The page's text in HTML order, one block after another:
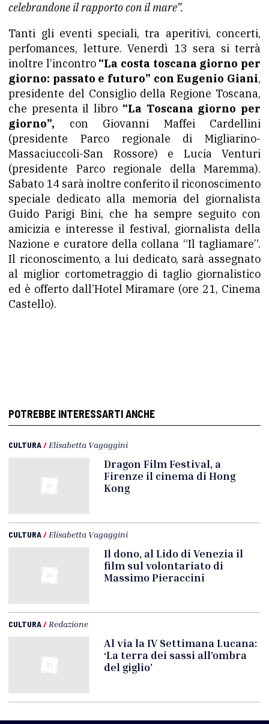
celebrandone il rapporto con il mare”.
Tanti gli eventi speciali, tra aperitivi, concerti,
perfomances, letture. Venerdì 13 sera si terrà
inoltre l’incontro “La costa toscana giorno per
giorno: passato e futuro” con Eugenio Giani,
presidente del Consiglio della Regione Toscana,
che presenta il libro “La Toscana giorno per
giorno”, con Giovanni Maffei Cardellini
(presidente Parco regionale di Migliarino-
Massaciuccoli-San Rossore) e Lucia Venturi
(presidente Parco regionale della Maremma).
Sabato 14 sarà inoltre conferito il riconoscimento
speciale dedicato alla memoria del giornalista
Guido Parigi Bini, che ha sempre seguito con
amicizia e interesse il festival, giornalista della
Nazione e curatore della collana “Il tagliamare”.
Il riconoscimento, a lui dedicato, sarà assegnato
al miglior cortometraggio di taglio giornalistico
ed è offerto dall’Hotel Miramare (ore 21, Cinema
Castello).
POTREBBE INTERESSARTI ANCHE
CULTURA/ Elisabetta Vagaggini
Dragon Film Festival, a
Firenze il cinema di Hong
Kong
CULTURA/ Elisabetta Vagaggini
Il dono, al Lido di Venezia il
film sul volontariato di
Massimo Pieraccini
CULTURA/ Redazione
Al via la IV Settimana Lucana:
‘La terra dei sassi all’ombra
del giglio’